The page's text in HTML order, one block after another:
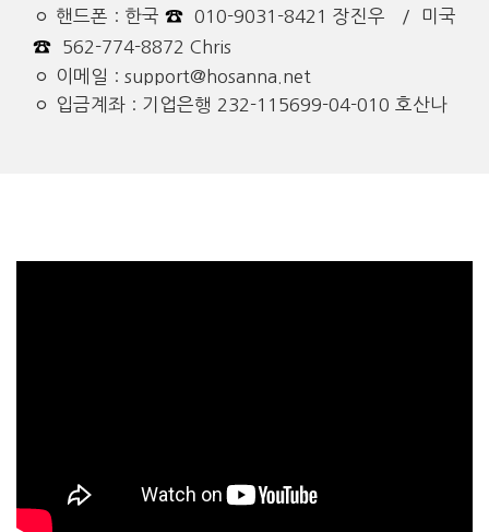
ㅇ 핸드폰 : 한국 ☎ 010-9031-8421 장진우 / 미국
☎
562-774-8872 Chris
ㅇ 이메일 : support@hosanna.net
ㅇ 입금계좌 : 기업은행 232-115699-04-010 호산나